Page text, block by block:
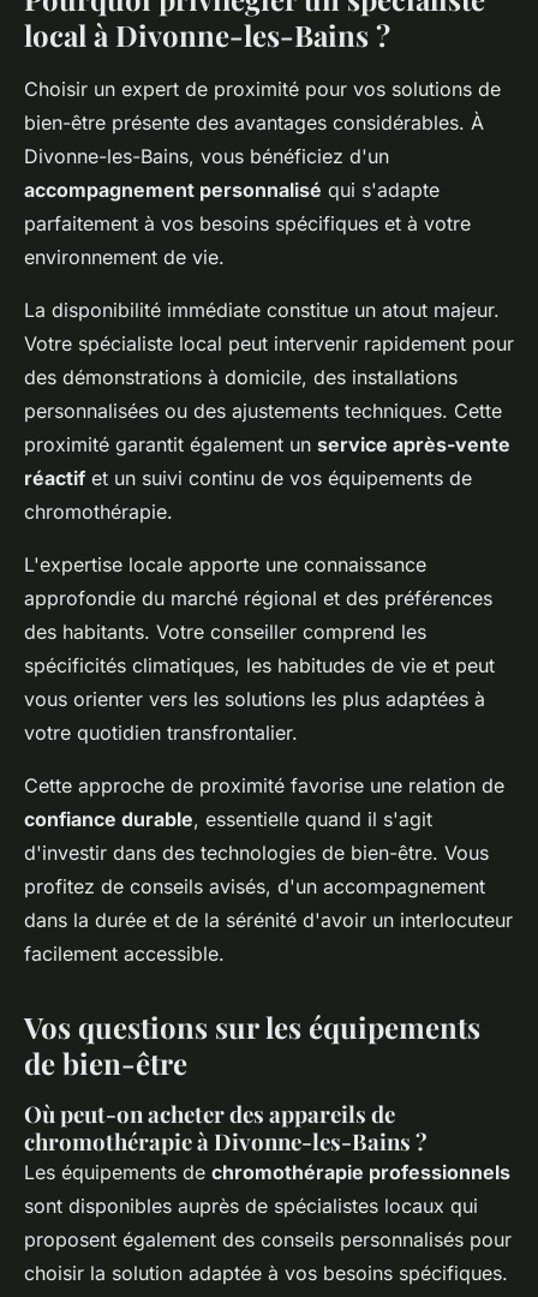
local à Divonne-les-Bains ?
Choisir un expert de proximité pour vos solutions de
bien-être présente des avantages considérables. À
Divonne-les-Bains, vous bénéficiez d'un
accompagnement personnalisé qui s'adapte
parfaitement à vos besoins spécifiques et à votre
environnement de vie.
La disponibilité immédiate constitue un atout majeur.
Votre spécialiste local peut intervenir rapidement pour
des démonstrations à domicile, des installations
personnalisées ou des ajustements techniques. Cette
proximité garantit également un service après-vente
réactif et un suivi continu de vos équipements de
chromothérapie.
L'expertise locale apporte une connaissance
approfondie du marché régional et des préférences
des habitants. Votre conseiller comprend les
spécificités climatiques, les habitudes de vie et peut
vous orienter vers les solutions les plus adaptées à
votre quotidien transfrontalier.
Cette approche de proximité favorise une relation de
confiance durable, essentielle quand il s'agit
d'investir dans des technologies de bien-être. Vous
profitez de conseils avisés, d'un accompagnement
dans la durée et de la sérénité d'avoir un interlocuteur
facilement accessible.
Vos questions sur les équipements
de bien-être
Où peut-on acheter des appareils de
chromothérapie à Divonne-les-Bains ?
Les équipements de chromothérapie professionnels
sont disponibles auprès de spécialistes locaux qui
proposent également des conseils personnalisés pour
choisir la solution adaptée à vos besoins spécifiques.